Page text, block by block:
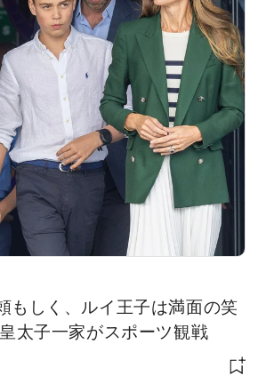
もしく、ルイ王子は満面の笑
太子一家がスポーツ観戦